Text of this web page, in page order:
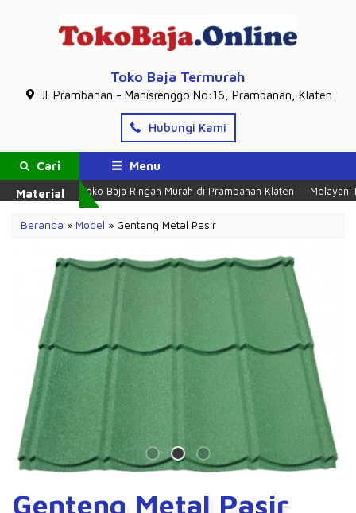
Toko Baja Termurah
Jl. Prambanan - Manisrenggo No:16, Prambanan, Klaten
Hubungi Kami
Cari
Material
Menu
Toko Baja Ringan Murah di Prambanan Klaten Melayani
Beranda » Model » Genteng Metal Pasir
Genteng Metal Pasir